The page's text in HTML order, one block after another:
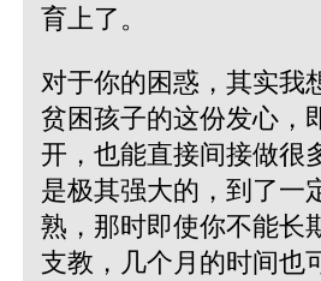
育上了。
对于你的困惑，其实我
贫困孩子的这份发心，
开，也能直接间接做很
是极其强大的，到了一
熟，那时即使你不能长
支教，几个月的时间也